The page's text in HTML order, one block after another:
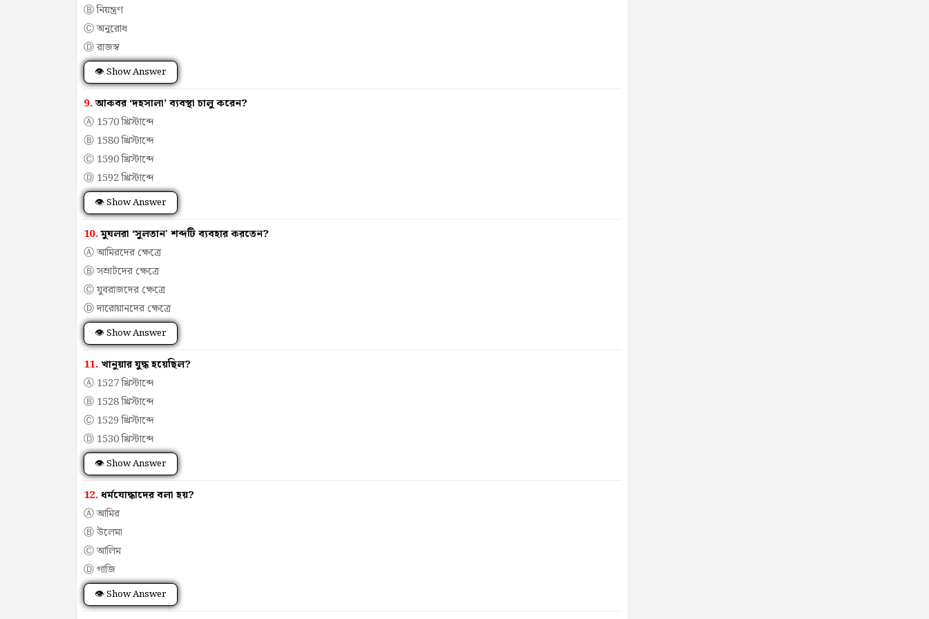
Ⓑ নিয়ন্ত্রণ
Ⓒ অনুরোধ
Ⓓ রাজস্ব
👁 Show Answer
9.আকবর ‘দহসালা’ ব্যবস্থা চালু করেন?
Ⓐ 1570 খ্রিস্টাব্দে
Ⓑ 1580 খ্রিস্টাব্দে
Ⓒ 1590 খ্রিস্টাব্দে
Ⓓ 1592 খ্রিস্টাব্দে
👁 Show Answer
10.মুঘলরা ‘সুলতান' শব্দটি ব্যবহার করতেন?
Ⓐ আমিরদের ক্ষেত্রে
Ⓑ সম্রাটদের ক্ষেত্রে
Ⓒ যুবরাজদের ক্ষেত্রে
Ⓓ দারোয়ানদের ক্ষেত্রে
👁 Show Answer
11. খানুয়ার যুদ্ধ হয়েছিল?
Ⓐ 1527 খ্রিস্টাব্দে
Ⓑ 1528 খ্রিস্টাব্দে
Ⓒ 1529 খ্রিস্টাব্দে
Ⓓ 1530 খ্রিস্টাব্দে
👁 Show Answer
12.ধর্মযোদ্ধাদের বলা হয়?
Ⓐ আমির
Ⓑ উলেমা
Ⓒ আলিম
Ⓓ গাজি
👁 Show Answer